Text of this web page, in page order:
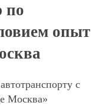
по
опыт
с
Москва»